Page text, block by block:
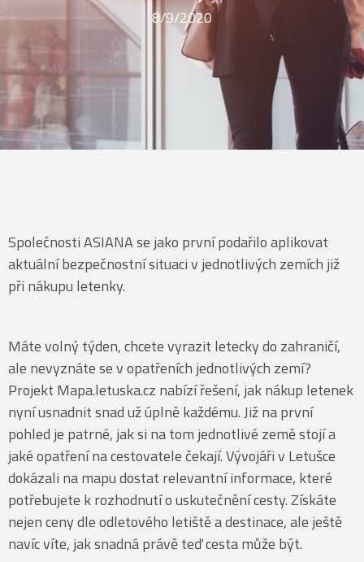
8/9/2020
Společnosti ASIANA se jako první podařilo aplikovat
aktuální bezpečnostní situaci v jednotlivých zemích již
při nákupu letenky.
Máte volný týden, chcete vyrazit letecky do zahraničí,
ale nevyznáte se v opatřeních jednotlivých zemí?
Projekt Mapa.letuska.cz nabízí řešení, jak nákup letenek
nyní usnadnit snad už úplně každému. Již na první
pohled je patrné, jak si na tom jednotlivé země stojí a
jaké opatření na cestovatele čekají. Vývojáři v Letušce
dokázali na mapu dostat relevantní informace, které
potřebujete k rozhodnutí o uskutečnění cesty. Získáte
nejen ceny dle odletového letiště a destinace, ale ještě
navíc víte, jak snadná právě teď cesta může být.